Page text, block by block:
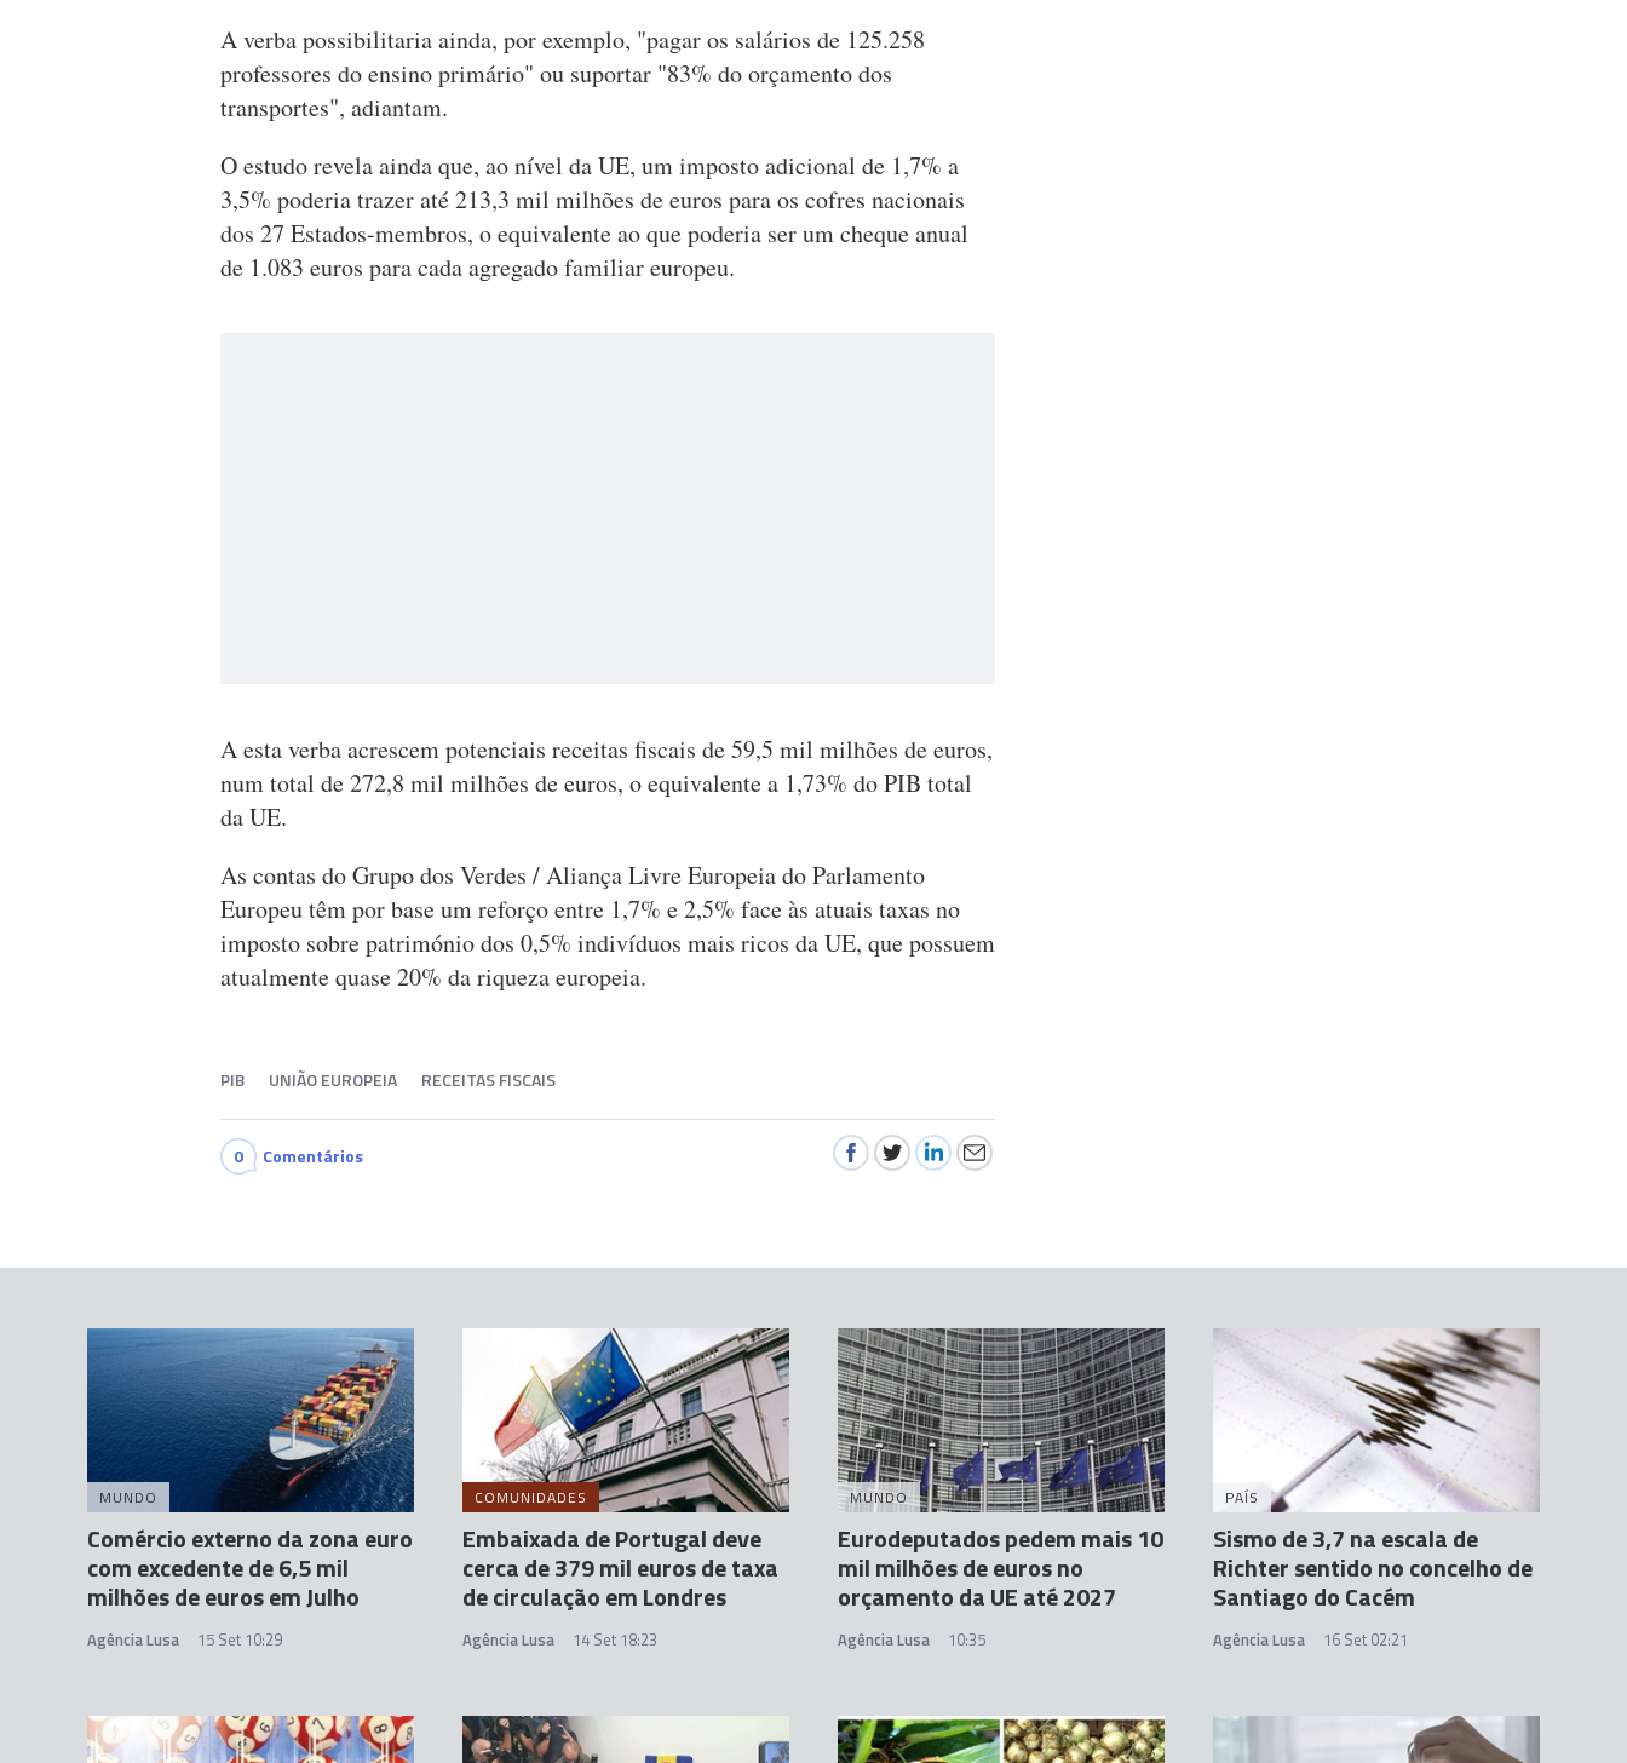
A verba possibilitaria ainda, por exemplo, "pagar os salários de 125.258
professores do ensino primário" ou suportar "83% do orçamento dos
transportes", adiantam.
O estudo revela ainda que, ao nível da UE, um imposto adicional de 1,7% a
3,5% poderia trazer até 213,3 mil milhões de euros para os cofres nacionais
dos 27 Estados-membros, o equivalente ao que poderia ser um cheque anual
de 1.083 euros para cada agregado familiar europeu.
A esta verba acrescem potenciais receitas fiscais de 59,5 mil milhões de euros,
num total de 272,8 mil milhões de euros, o equivalente a 1,73% do PIB total
da UE.
As contas do Grupo dos Verdes / Aliança Livre Europeia do Parlamento
Europeu têm por base um reforço entre 1,7% e 2,5% face às atuais taxas no
imposto sobre património dos 0,5% indivíduos mais ricos da UE, que possuem
atualmente quase 20% da riqueza europeia.
PIB UNIÃO EUROPEIA RECEITAS FISCAIS
0 Comentários
MUNDO
Comércio externo da zona euro
com excedente de 6,5 mil
milhões de euros em Julho
Agência Lusa 15 Set 10:29
COMUNIDADES
Embaixada de Portugal deve
cerca de 379 mil euros de taxa
de circulação em Londres
Agência Lusa 14 Set 18:23
MUNDO
Eurodeputados pedem mais 10
mil milhões de euros no
orçamento da UE até 2027
Agência Lusa 10:35
PAÍS
Sismo de 3,7 na escala de
Richter sentido no concelho de
Santiago do Cacém
Agência Lusa 16 Set 02:21